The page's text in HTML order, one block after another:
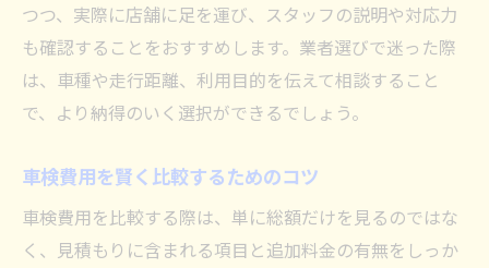
つつ、実際に店舗に足を運び、スタッフの説明や対応力
も確認することをおすすめします。業者選びで迷った際
は、車種や走行距離、利用目的を伝えて相談すること
で、より納得のいく選択ができるでしょう。
車検費用を賢く比較するためのコツ
車検費用を比較する際は、単に総額だけを見るのではな
く、見積もりに含まれる項目と追加料金の有無をしっか